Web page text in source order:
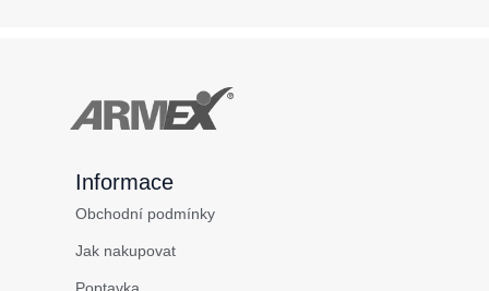
Informace
Obchodní podmínky
Jak nakupovat